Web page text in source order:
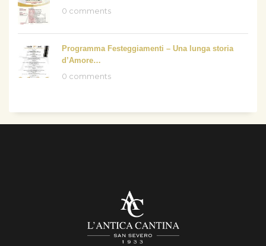
0 comments
Programma Festeggiamenti – Una lunga storia
d’Amore…
0 comments